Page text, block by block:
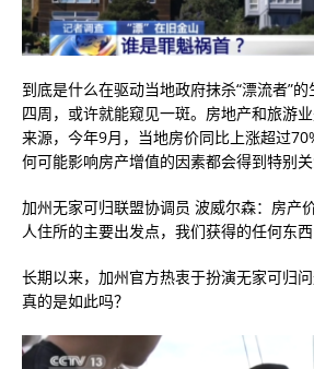
到底是什么在驱动当地政府抹杀“漂流者”
四周，或许就能窥见一斑。房地产和旅游
来源，今年9月，当地房价同比上涨超过
何可能影响房产增值的因素都会得到特别关
加州无家可归联盟协调员 波威尔森：房产
人住所的主要出发点，我们获得的任何东西
长期以来，加州官方热衷于扮演无家可归
真的是如此吗？